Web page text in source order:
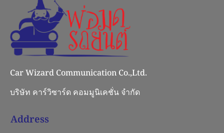
Car Wizard Communication Co.,Ltd.
บริษัท คาร์วิซาร์ด คอมมูนิเคชั่น จำกัด
Address